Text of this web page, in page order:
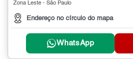
Zona Leste - São Paulo
Endereço no círculo do mapa
WhatsApp